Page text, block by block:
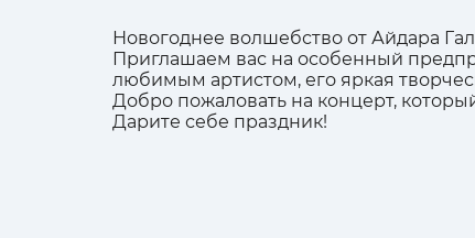
Новогоднее волшебство от Айдара
Приглашаем вас на особенный
любимым артистом, его яркая
Добро пожаловать на концерт,
Дарите себе праздник!